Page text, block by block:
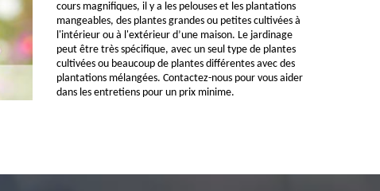
cours magnifiques, il y a les pelouses et les plantations
mangeables, des plantes grandes ou petites cultivées à
l'intérieur ou à l'extérieur d’une maison. Le jardinage
peut être très spécifique, avec un seul type de plantes
cultivées ou beaucoup de plantes différentes avec des
plantations mélangées. Contactez-nous pour vous aider
dans les entretiens pour un prix minime.